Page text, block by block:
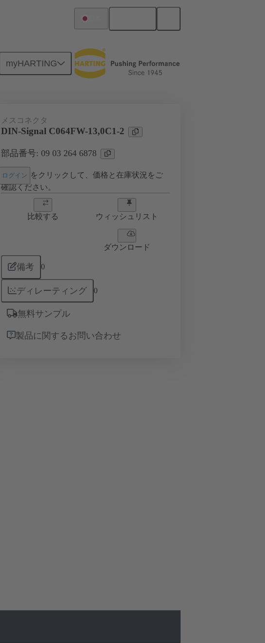
myHARTING
メスコネクタ
DIN-Signal C064FW-13,0C1-2
部品番号: 09 03 264 6878
ログイン をクリックして、価格と在庫状況をご
確認ください。
比較する ウィッシュリスト
ダウンロード
備考 0
ディレーティング 0
無料サンプル
製品に関するお問い合わせ